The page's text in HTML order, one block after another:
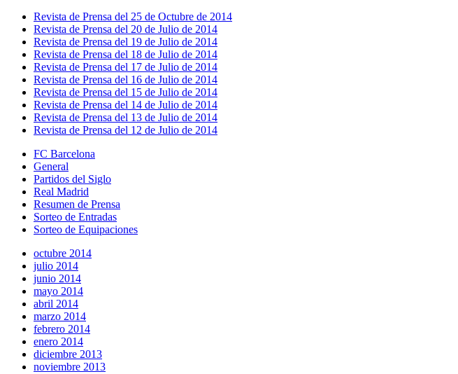
Revista de Prensa del 25 de Octubre de 2014
Revista de Prensa del 20 de Julio de 2014
Revista de Prensa del 19 de Julio de 2014
Revista de Prensa del 18 de Julio de 2014
Revista de Prensa del 17 de Julio de 2014
Revista de Prensa del 16 de Julio de 2014
Revista de Prensa del 15 de Julio de 2014
Revista de Prensa del 14 de Julio de 2014
Revista de Prensa del 13 de Julio de 2014
Revista de Prensa del 12 de Julio de 2014
FC Barcelona
General
Partidos del Siglo
Real Madrid
Resumen de Prensa
Sorteo de Entradas
Sorteo de Equipaciones
octubre 2014
julio 2014
junio 2014
mayo 2014
abril 2014
marzo 2014
febrero 2014
enero 2014
diciembre 2013
noviembre 2013